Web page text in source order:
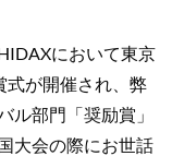
において東京
式が開催され、弊
部門「奨励賞」
大会の際にお世話